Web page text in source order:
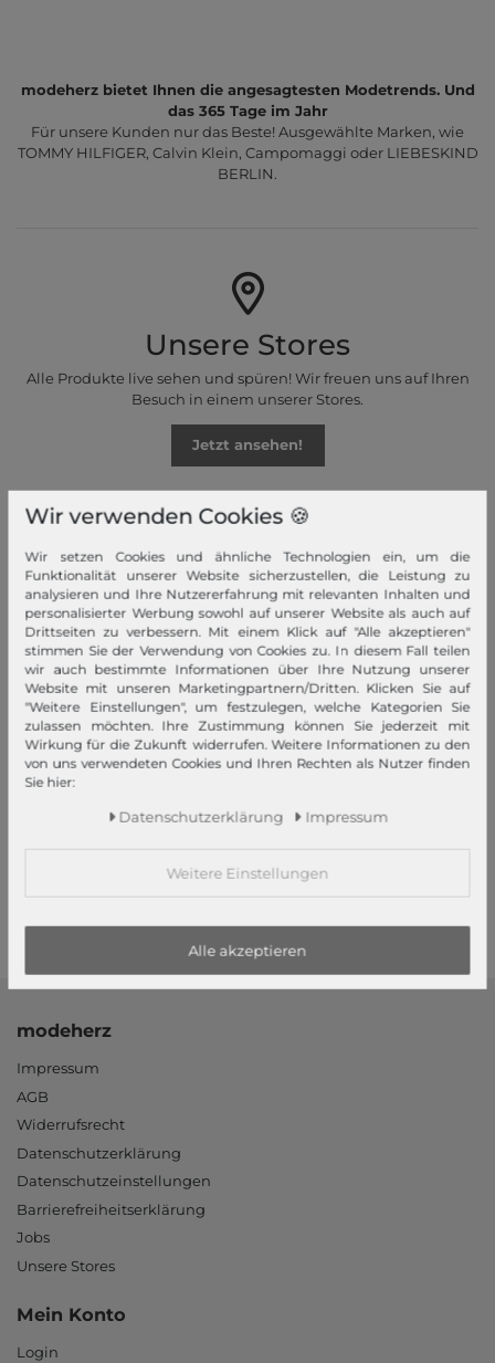
modeherz bietet Ihnen die angesagtesten Modetrends. Und
das 365 Tage im Jahr
Für unsere Kunden nur das Beste! Ausgewählte Marken, wie
TOMMY HILFIGER, Calvin Klein, Campomaggi oder LIEBESKIND
BERLIN.
Unsere Stores
Alle Produkte live sehen und spüren! Wir freuen uns auf Ihren
Besuch in einem unserer Stores.
Jetzt ansehen!
Schneller Versand!
Wir versenden Ihre Bestellung schnell per Premiumversand.
Mehr dazu!
modeherz
Impressum
AGB
Widerrufsrecht
Datenschutzerklärung
Datenschutzeinstellungen
Barrierefreiheitserklärung
Jobs
Unsere Stores
Mein Konto
Login
Wir verwenden Cookies 🍪
Wir setzen Cookies und ähnliche Technologien ein, um die
Funktionalität unserer Website sicherzustellen, die Leistung zu
analysieren und Ihre Nutzererfahrung mit relevanten Inhalten und
personalisierter Werbung sowohl auf unserer Website als auch auf
Drittseiten zu verbessern. Mit einem Klick auf "Alle akzeptieren"
stimmen Sie der Verwendung von Cookies zu. In diesem Fall teilen
wir auch bestimmte Informationen über Ihre Nutzung unserer
Website mit unseren Marketingpartnern/Dritten. Klicken Sie auf
"Weitere Einstellungen", um festzulegen, welche Kategorien Sie
zulassen möchten. Ihre Zustimmung können Sie jederzeit mit
Wirkung für die Zukunft widerrufen. Weitere Informationen zu den
von uns verwendeten Cookies und Ihren Rechten als Nutzer finden
Sie hier:
Daten­schutz­erklärung Impressum
Weitere Einstellungen
Alle akzeptieren